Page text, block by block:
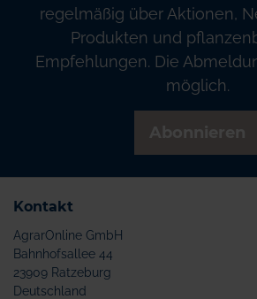
regelmäßig über Aktionen,
Produkten und
Empfehlungen. Die
möglich.
Kontakt
AgrarOnline GmbH
Bahnhofsallee 44
23909 Ratzeburg
Deutschland